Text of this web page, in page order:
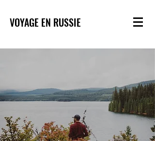
VOYAGE EN RUSSIE